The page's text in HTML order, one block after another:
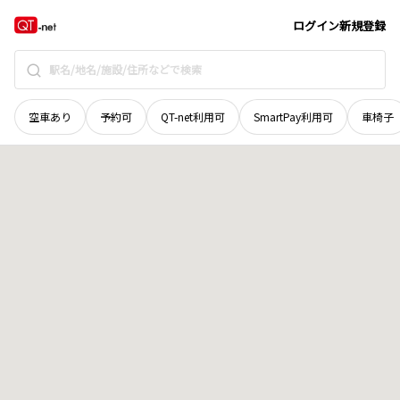
ログイン新規登録
空車あり 予約可 QT-net利用可 SmartPay利用可 車椅子
茨城県